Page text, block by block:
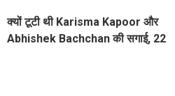
क्यों टूटी थी Karisma Kapoor और
Abhishek Bachchan की सगाई, 22